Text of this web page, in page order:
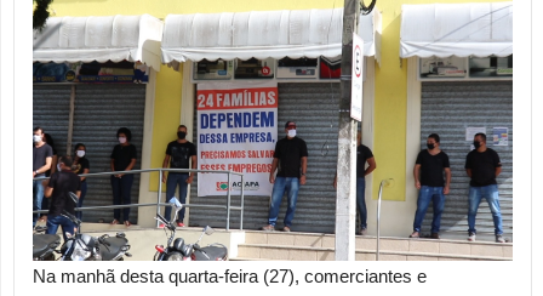
Na manhã desta quarta-feira (27), comerciantes e